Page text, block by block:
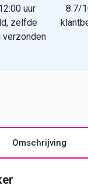
uur
zelfde
verzonden
8.7/
Omschrijving